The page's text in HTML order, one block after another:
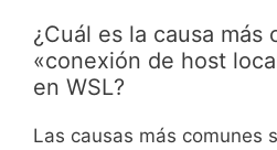
¿Cuál es la causa más
«conexión de host
en WSL?
Las causas más comunes